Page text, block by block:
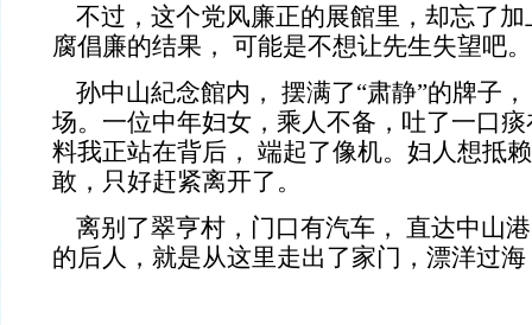
不过，这个党风廉正的展館里，却忘了加
腐倡廉的结果， 可能是不想让先生失望吧。
孙中山紀念館内， 摆满了“肃静”的牌子
场。一位中年妇女，乘人不备，吐了一口
料我正站在背后， 端起了像机。妇人想抵
敢，只好赶紧离开了。
离别了翠亨村，门口有汽车， 直达中山
的后人，就是从这里走出了家门，漂洋过